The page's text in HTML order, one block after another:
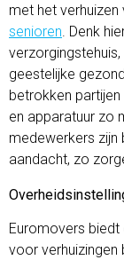
met het
senioren. Denk
geestelijke
betrokken
en apparatuur zo
medewerkers zijn
aandacht, zo
Euromovers
voor verhuizingen